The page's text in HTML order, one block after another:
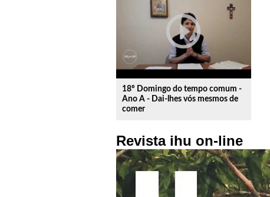
play_circle_outline
18º Domingo do tempo comum -
Ano A - Dai-lhes vós mesmos de
comer
Revista ihu on-line